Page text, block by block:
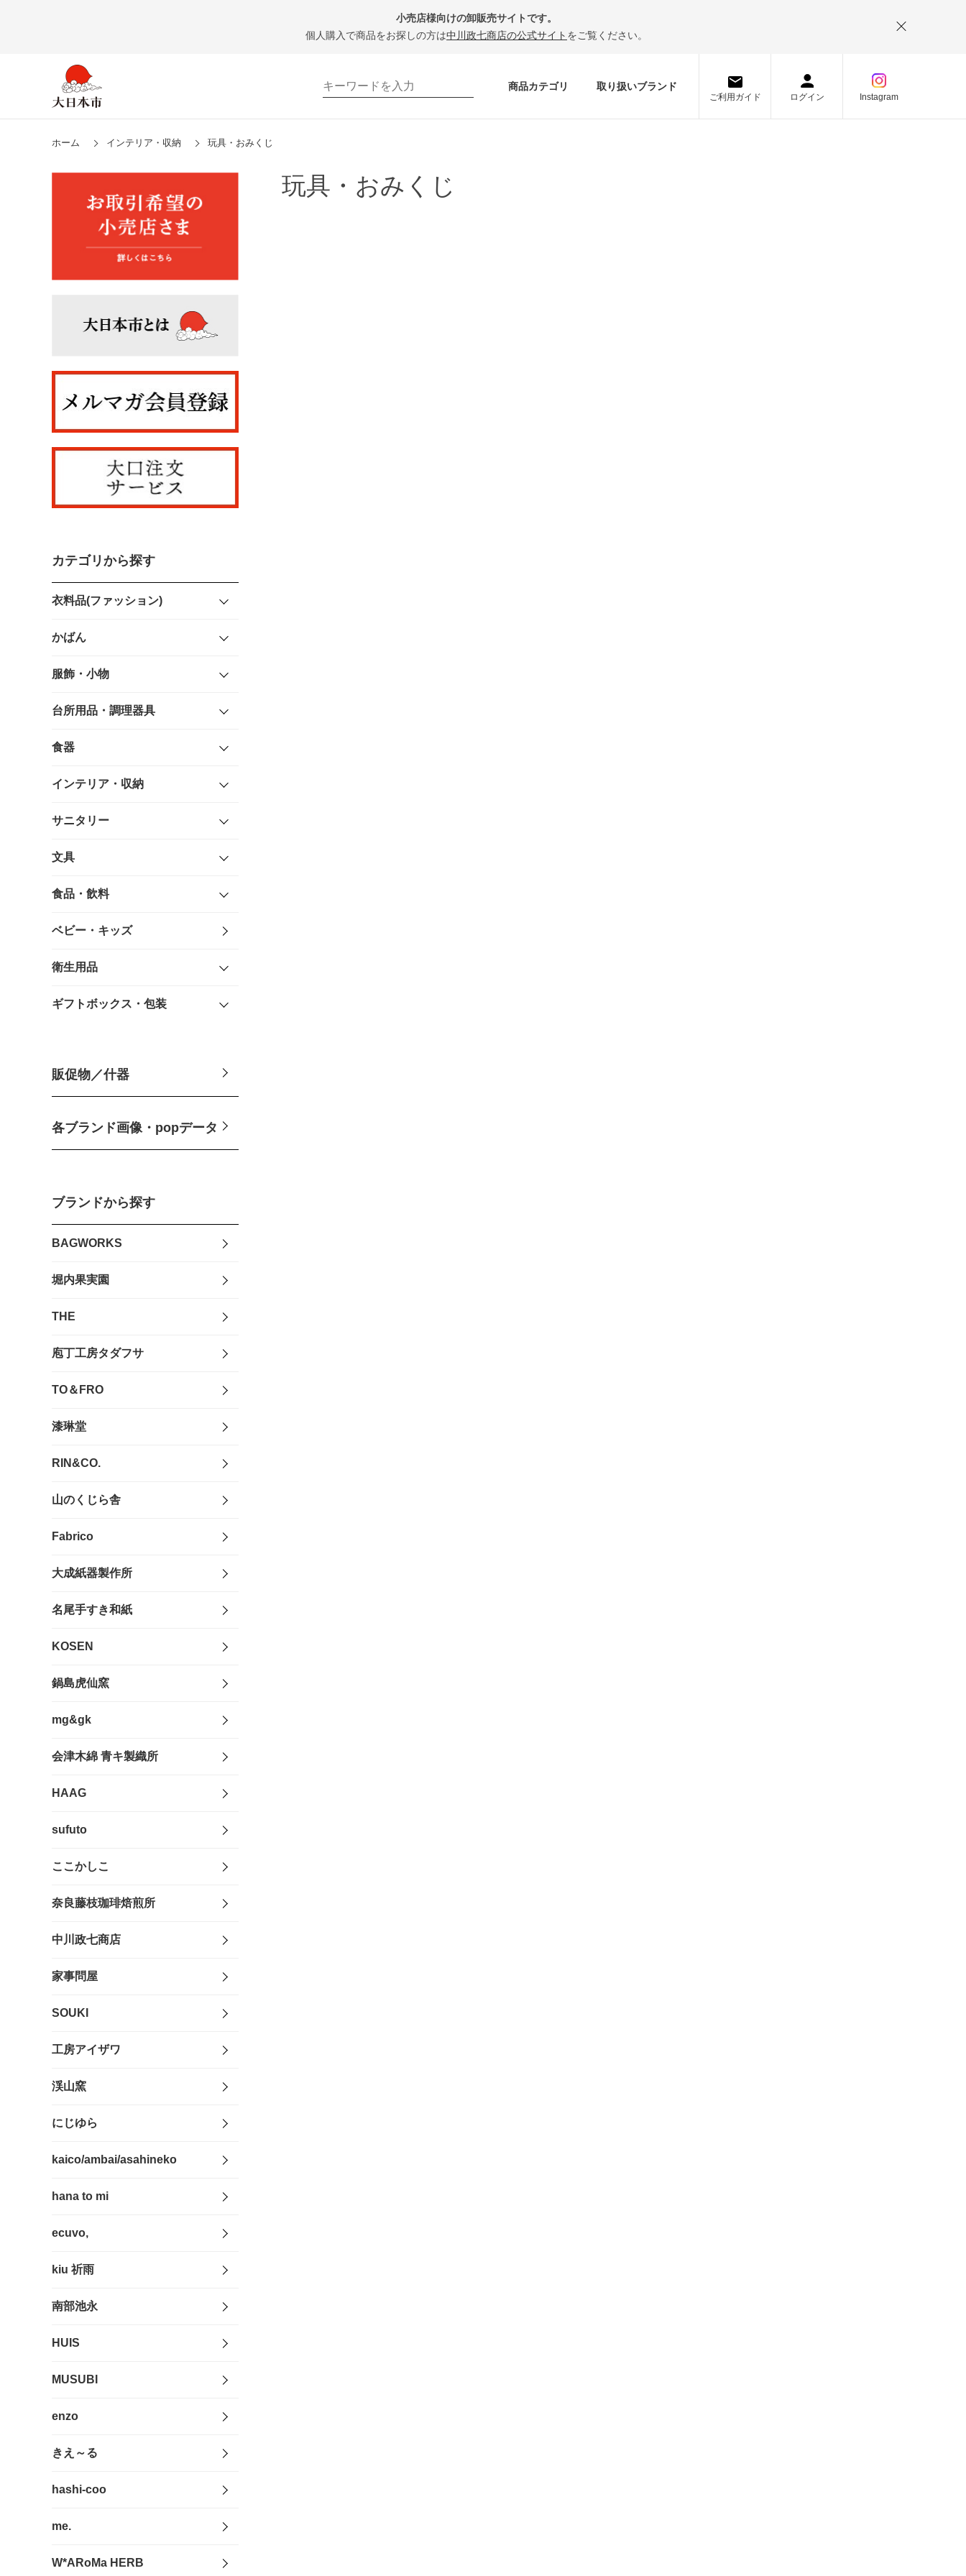
小売店様向けの卸販売サイトです。
個人購入で商品をお探しの方は中川政七商店の公式サイト をご覧ください。
商品カテゴリ 取り扱いブランド
ご利用ガイド ログイン Instagram
ホーム インテリア・収納 玩具・おみくじ
カテゴリから探す
衣料品(ファッション)
かばん
服飾・小物
台所用品・調理器具
食器
インテリア・収納
サニタリー
文具
食品・飲料
ベビー・キッズ
衛生用品
ギフトボックス・包装
販促物／什器
各ブランド画像・popデータ
ブランドから探す
BAGWORKS
堀内果実園
THE
庖丁工房タダフサ
TO＆FRO
漆琳堂
RIN&CO.
山のくじら舎
Fabrico
大成紙器製作所
名尾手すき和紙
KOSEN
鍋島虎仙窯
mg&gk
会津木綿 青キ製織所
HAAG
sufuto
ここかしこ
奈良藤枝珈琲焙煎所
中川政七商店
家事問屋
SOUKI
工房アイザワ
渓山窯
にじゆら
kaico/ambai/asahineko
hana to mi
ecuvo,
kiu 祈雨
南部池永
HUIS
MUSUBI
enzo
きえ～る
hashi-coo
me.
W*ARoMa HERB
玩具・おみくじ